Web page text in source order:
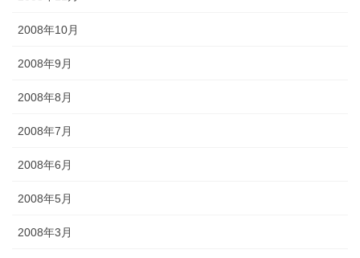
2008年10月
2008年9月
2008年8月
2008年7月
2008年6月
2008年5月
2008年3月